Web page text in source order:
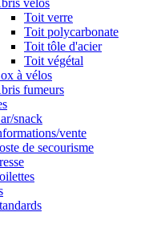
vélos
Toit verre
Toit polycarbonate
Toit tôle d'acier
Toit végétal
à vélos
fumeurs
snack
vente
de secourisme